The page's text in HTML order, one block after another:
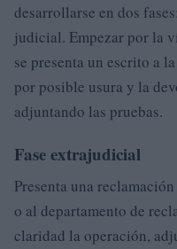
desarrollarse en dos
judicial. Empezar por la
se presenta un escrito a
por posible usura y la
adjuntando las pruebas.
Fase extrajudicial
Presenta una
o al departamento de
claridad la operación,